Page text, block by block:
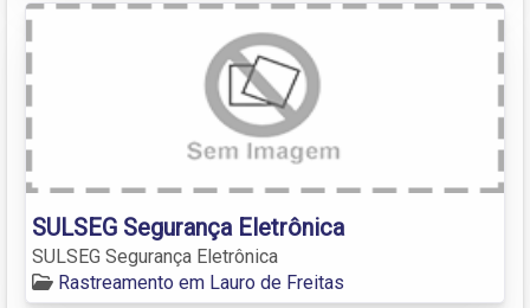
SULSEG Segurança Eletrônica
SULSEG Segurança Eletrônica
Rastreamento em Lauro de Freitas